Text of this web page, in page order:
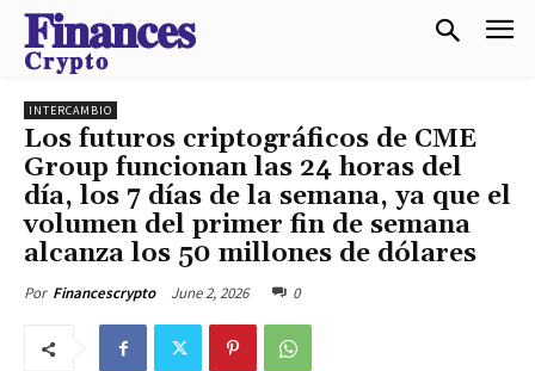
𝐅𝐢𝐧𝐚𝐧𝐜𝐞𝐬
𝐂𝐫𝐲𝐩𝐭𝐨
INTERCAMBIO
Los futuros criptográficos de CME
Group funcionan las 24 horas del
día, los 7 días de la semana, ya que el
volumen del primer fin de semana
alcanza los 50 millones de dólares
Por Financescrypto June 2, 2026 0